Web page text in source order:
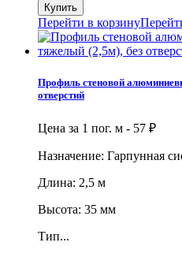
Перейти в корзину
Профиль стеновой
отверстий
Цена за 1 пог. м - 57 ₽
Назначение: Гарпунная
Длина: 2,5 м
Высота: 35 мм
Тип...